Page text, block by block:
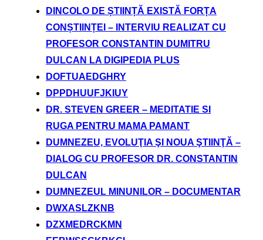
DINCOLO DE ȘTIINȚĂ EXISTĂ FORȚA
CONȘTIINȚEI – INTERVIU REALIZAT CU
PROFESOR CONSTANTIN DUMITRU
DULCAN LA DIGIPEDIA PLUS
DOFTUAEDGHRY
DPPDHUUFJKIUY
DR. STEVEN GREER – MEDITATIE SI
RUGA PENTRU MAMA PAMANT
DUMNEZEU, EVOLUŢIA ŞI NOUA ŞTIINŢĂ –
DIALOG CU PROFESOR DR. CONSTANTIN
DULCAN
DUMNEZEUL MINUNILOR – DOCUMENTAR
DWXASLZKNB
DZXMEDRCKMN